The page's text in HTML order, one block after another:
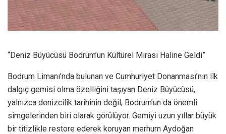
“Deniz Büyücüsü Bodrum’un Kültürel Mirası Haline Geldi”
Bodrum Limanı’nda bulunan ve Cumhuriyet Donanması’nın ilk
dalgıç gemisi olma özelliğini taşıyan Deniz Büyücüsü,
yalnızca denizcilik tarihinin değil, Bodrum’un da önemli
simgelerinden biri olarak görülüyor. Gemiyi uzun yıllar büyük
bir titizlikle restore ederek koruyan merhum Aydoğan